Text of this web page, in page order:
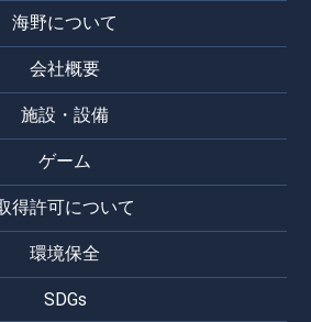
海野について
会社概要
施設・設備
ゲーム
得許可について
環境保全
SDGs